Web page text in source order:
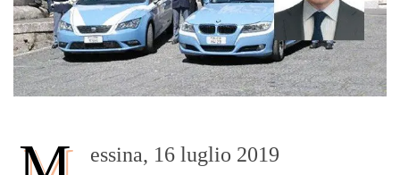
essina, 16 luglio 2019